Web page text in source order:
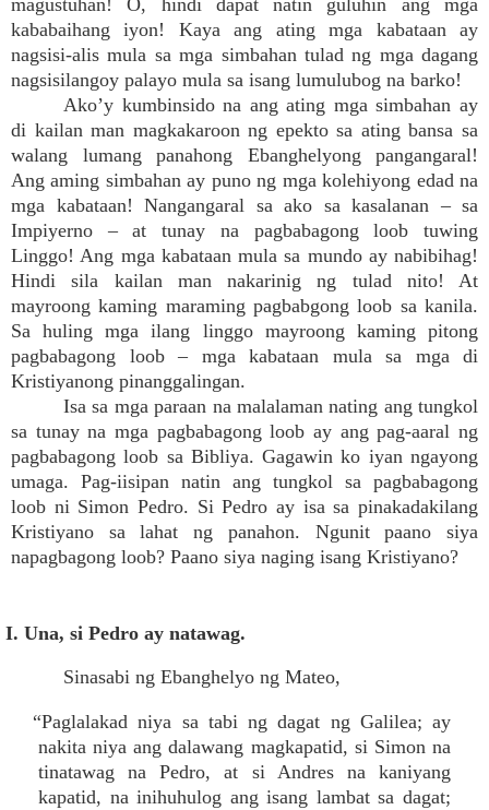
magustuhan! O, hindi dapat natin guluhin ang mga
kababaihang iyon! Kaya ang ating mga kabataan ay
nagsisi-alis mula sa mga simbahan tulad ng mga dagang
nagsisilangoy palayo mula sa isang lumulubog na barko!
Ako’y kumbinsido na ang ating mga simbahan ay
di kailan man magkakaroon ng epekto sa ating bansa sa
walang lumang panahong Ebanghelyong pangangaral!
Ang aming simbahan ay puno ng mga kolehiyong edad na
mga kabataan! Nangangaral sa ako sa kasalanan – sa
Impiyerno – at tunay na pagbabagong loob tuwing
Linggo! Ang mga kabataan mula sa mundo ay nabibihag!
Hindi sila kailan man nakarinig ng tulad nito! At
mayroong kaming maraming pagbabgong loob sa kanila.
Sa huling mga ilang linggo mayroong kaming pitong
pagbabagong loob – mga kabataan mula sa mga di
Kristiyanong pinanggalingan.
Isa sa mga paraan na malalaman nating ang tungkol
sa tunay na mga pagbabagong loob ay ang pag-aaral ng
pagbabagong loob sa Bibliya. Gagawin ko iyan ngayong
umaga. Pag-iisipan natin ang tungkol sa pagbabagong
loob ni Simon Pedro. Si Pedro ay isa sa pinakadakilang
Kristiyano sa lahat ng panahon. Ngunit paano siya
napagbagong loob? Paano siya naging isang Kristiyano?
I. Una, si Pedro ay natawag.
Sinasabi ng Ebanghelyo ng Mateo,
“Paglalakad niya sa tabi ng dagat ng Galilea; ay
nakita niya ang dalawang magkapatid, si Simon na
tinatawag na Pedro, at si Andres na kaniyang
kapatid, na inihuhulog ang isang lambat sa dagat;